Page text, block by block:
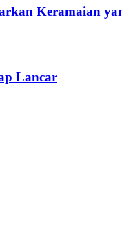
Keramaian
Lancar